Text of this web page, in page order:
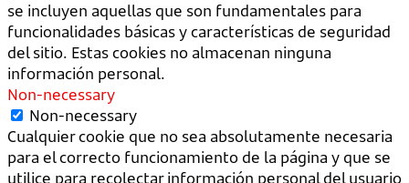
se incluyen aquellas que son fundamentales para
funcionalidades básicas y características de seguridad
del sitio. Estas cookies no almacenan ninguna
información personal.
Non-necessary
Non-necessary
Cualquier cookie que no sea absolutamente necesaria
para el correcto funcionamiento de la página y que se
utilice para recolectar información personal del usuario